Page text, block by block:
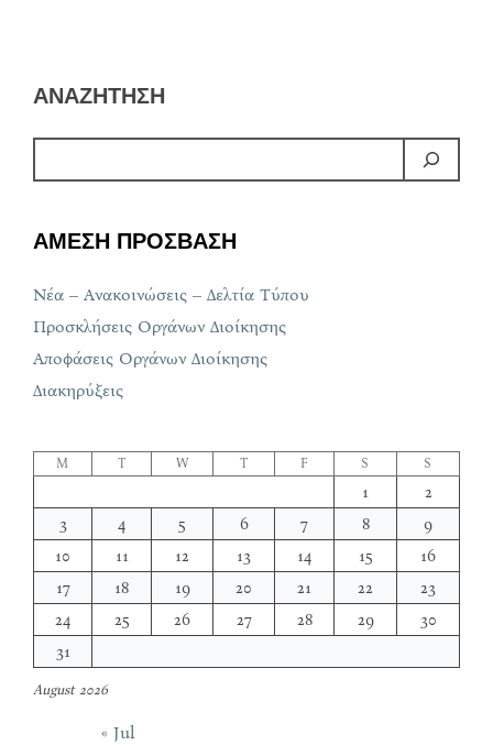
ΑΝΑΖΗΤΗΣΗ
ΑΜΕΣΗ ΠΡΟΣΒΑΣΗ
Νέα – Ανακοινώσεις – Δελτία Τύπου
Προσκλήσεις Οργάνων Διοίκησης
Αποφάσεις Οργάνων Διοίκησης
Διακηρύξεις
August 2026
M T W T F S S
1
2
3
4 5 6 7 8
9
10
11 12 13 14 15
16
17
18 19 20 21 22
23
24
25 26 27 28 29
30
31
« Jul